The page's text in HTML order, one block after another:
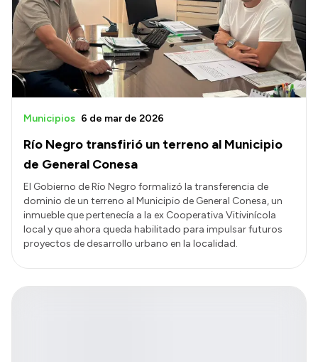
Río Negro transfirió un terreno al Municipio
de General Conesa
Municipios 6 de mar de 2026
El Gobierno de Río Negro formalizó la transferencia de
dominio de un terreno al Municipio de General Conesa, un
inmueble que pertenecía a la ex Cooperativa Vitivinícola
local y que ahora queda habilitado para impulsar futuros
proyectos de desarrollo urbano en la localidad.